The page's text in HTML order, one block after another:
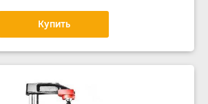
Купить